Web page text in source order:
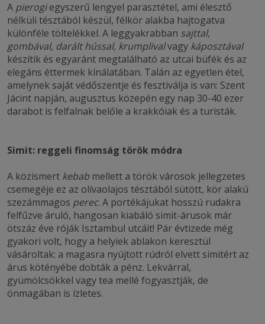
A pierogiegyszerű lengyel parasztétel, ami élesztő
nélküli tésztából készül, félkör alakba hajtogatva
különféle töltelékkel. A leggyakrabban sajttal,
gombával, darált hússal, krumplivalvagy káposztával
készítik és egyaránt megtalálható az utcai büfék és az
elegáns éttermek kínálatában. Talán az egyetlen étel,
amelynek saját védőszentje és fesztiválja is van: Szent
Jácint napján, augusztus közepén egy nap 30-40 ezer
darabot is felfalnak belőle a krakkóiak és a turisták.
Simit: reggeli finomság török módra
A közismert kebab mellett a török városok jellegzetes
csemegéje ez az olívaolajos tésztából sütött, kör alakú
szezámmagos perec. A portékájukat hosszú rudakra
felfűzve áruló, hangosan kiabáló simit-árusok már
ötszáz éve róják Isztambul utcáit! Pár évtizede még
gyakori volt, hogy a helyiek ablakon keresztül
vásároltak: a magasra nyújtott rúdról elvett simitért az
árus kötényébe dobták a pénz. Lekvárral,
gyümölcsökkel vagy tea mellé fogyasztják, de
önmagában is ízletes.